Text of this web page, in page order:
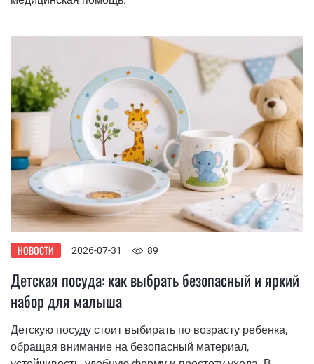
НОВОСТИ 2026-07-31 89
Детская посуда: как выбрать безопасный и яркий
набор для малыша
Детскую посуду стоит выбирать по возрасту ребенка,
обращая внимание на безопасный материал,